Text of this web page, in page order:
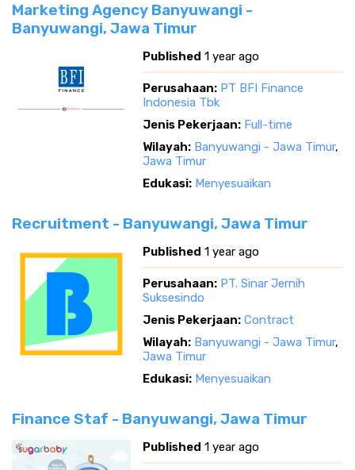
Marketing Agency Banyuwangi -
Banyuwangi, Jawa Timur
Published 1 year ago
Perusahaan: PT BFI Finance
Indonesia Tbk
Jenis Pekerjaan: Full-time
Wilayah: Banyuwangi - Jawa Timur,
Jawa Timur
Edukasi: Menyesuaikan
Recruitment - Banyuwangi, Jawa Timur
Published 1 year ago
Perusahaan: PT. Sinar Jernih
Suksesindo
Jenis Pekerjaan: Contract
Wilayah: Banyuwangi - Jawa Timur,
Jawa Timur
Edukasi: Menyesuaikan
Finance Staf - Banyuwangi, Jawa Timur
Published 1 year ago